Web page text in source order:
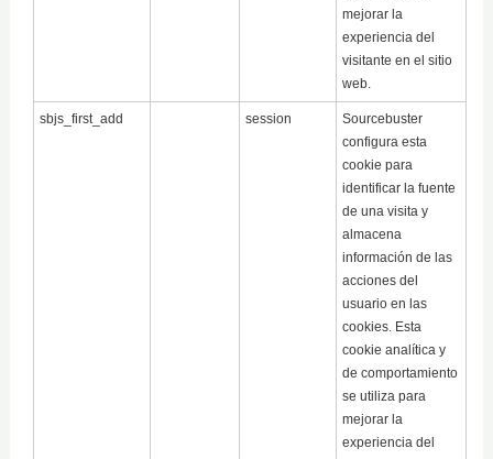
mejorar la
experiencia del
visitante en el sitio
web.
sbjs_first_add session
Sourcebuster
configura esta
cookie para
identificar la fuente
de una visita y
almacena
información de las
acciones del
usuario en las
cookies. Esta
cookie analítica y
de comportamiento
se utiliza para
mejorar la
experiencia del